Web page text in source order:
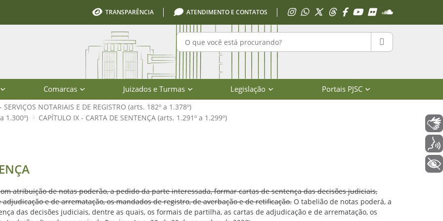
TRANSPARÊNCIA ATENDIMENTO E CONTATOS Acessar Instagram
Acessar WhatsApp
Acessar XAcessar Threads
Acessar Facebook
Acessar YouTube
Acessar Flickr
Acessar
Pesquisar no portal PESQUISAR
Comarcas Juizados e Turmas Legislação Portais PJSC
SERVIÇOS NOTARIAIS E DE REGISTRO (arts. 182º a 1.378º)
1.300º)
CAPÍTULO IX - CARTA DE SENTENÇA (arts. 1.291º a 1.299º)
(arts. 1.291º a 1.299º) - Código de Normas - Poder Judiciário de Santa
atribuição de notas poderão, a pedido da parte interessada, formar cartas de sentença das decisões judiciais,
e de arrematação, os mandados de registro, de averbação e de retificação. O tabelião de notas poderá, a
das decisões judiciais, dentre as quais, os formais de partilha, as cartas de adjudicação e de arrematação, os